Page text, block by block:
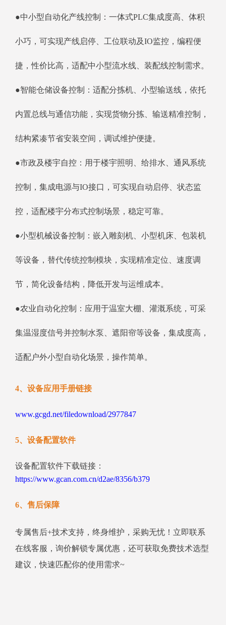
●中小型自动化产线控制：一体式PLC集成度高、体积
小巧，可实现产线启停、工位联动及IO监控，编程便
捷，性价比高，适配中小型流水线、装配线控制需求。
●智能仓储设备控制：适配分拣机、小型输送线，依托
内置总线与通信功能，实现货物分拣、输送精准控制，
结构紧凑节省安装空间，调试维护便捷。
●市政及楼宇自控：用于楼宇照明、给排水、通风系统
控制，集成电源与IO接口，可实现自动启停、状态监
控，适配楼宇分布式控制场景，稳定可靠。
●小型机械设备控制：嵌入雕刻机、小型机床、包装机
等设备，替代传统控制模块，实现精准定位、速度调
节，简化设备结构，降低开发与运维成本。
●农业自动化控制：应用于温室大棚、灌溉系统，可采
集温湿度信号并控制水泵、遮阳帘等设备，集成度高，
适配户外小型自动化场景，操作简单。
4、设备应用手册链接
www.gcgd.net/filedownload/2977847
5、设备配置软件
设备配置软件下载链接：
https://www.gcan.com.cn/d2ae/8356/b379
6、售后保障
专属售后+技术支持，终身维护，采购无忧！立即联系
在线客服，询价解锁专属优惠，还可获取免费技术选型
建议，快速匹配你的使用需求~